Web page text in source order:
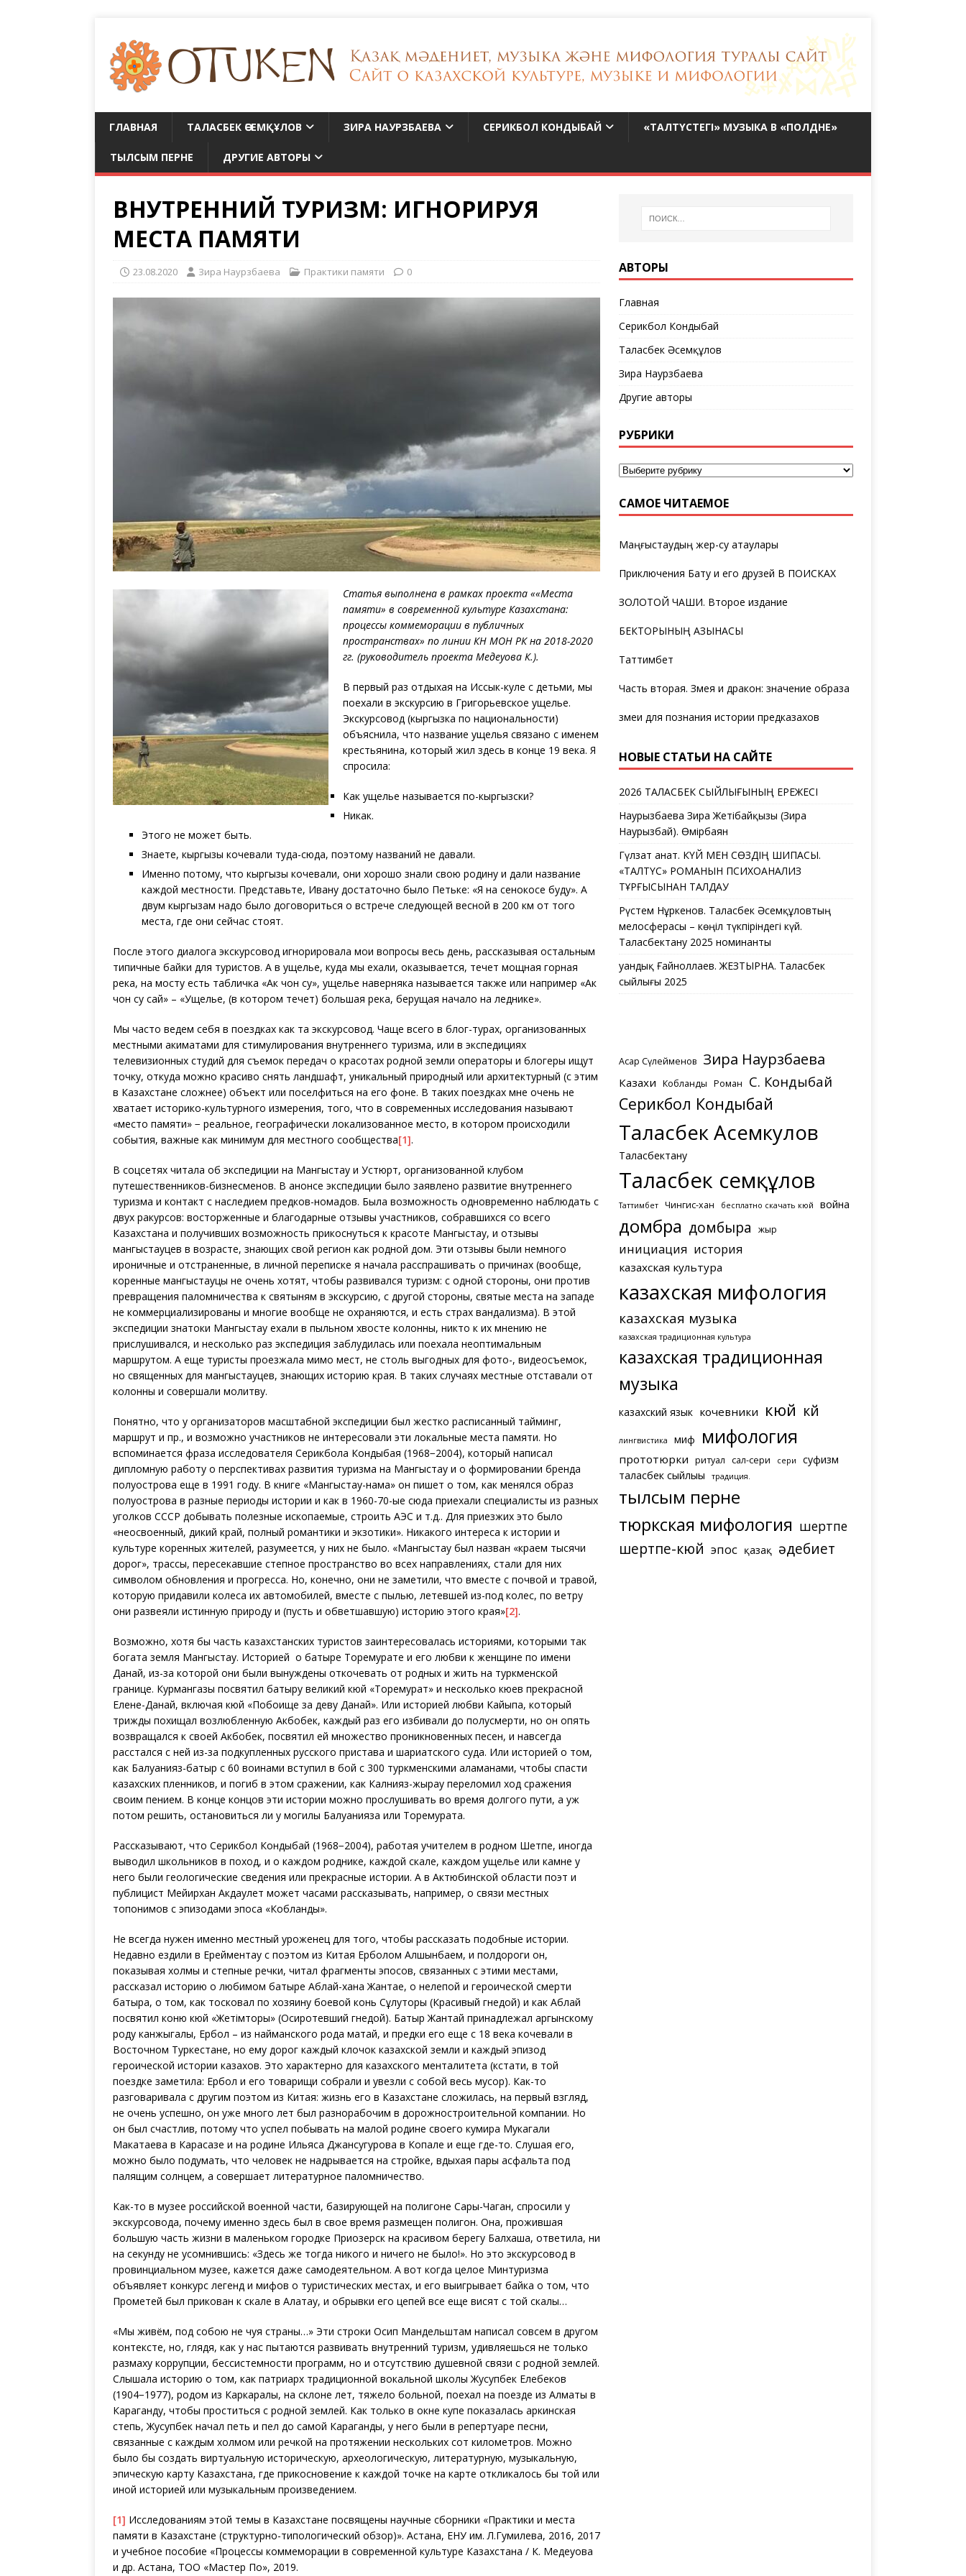
ГЛАВНАЯ ТАЛАСБЕК ӘСЕМҚҰЛОВ ЗИРА НАУРЗБАЕВА СЕРИКБОЛ КОНДЫБАЙ «ТАЛТҮСТЕГІ» МУЗЫКА В «ПОЛДНЕ»
ТЫЛСЫМ ПЕРНЕ ДРУГИЕ АВТОРЫ
ВНУТРЕННИЙ ТУРИЗМ: ИГНОРИРУЯ
МЕСТА ПАМЯТИ
23.08.2020 Зира Наурзбаева Практики памяти 0
Статья выполнена в рамках проекта ««Места
памяти» в современной культуре Казахстана:
процессы коммеморации в публичных
пространствах» по линии КН МОН РК на 2018-2020
гг. (руководитель проекта Медеуова К.).
В первый раз отдыхая на Иссык-куле с детьми, мы
поехали в экскурсию в Григорьевское ущелье.
Экскурсовод (кыргызка по национальности)
объяснила, что название ущелья связано с именем
крестьянина, который жил здесь в конце 19 века. Я
спросила:
Как ущелье называется по-кыргызски?
Никак.
Этого не может быть.
Знаете, кыргызы кочевали туда-сюда, поэтому названий не давали.
Именно потому, что кыргызы кочевали, они хорошо знали свою родину и дали название
каждой местности. Представьте, Ивану достаточно было Петьке: «Я на сенокосе буду». А
двум кыргызам надо было договориться о встрече следующей весной в 200 км от того
места, где они сейчас стоят.
После этого диалога экскурсовод игнорировала мои вопросы весь день, рассказывая остальным
типичные байки для туристов. А в ущелье, куда мы ехали, оказывается, течет мощная горная
река, на мосту есть табличка «Ак чон су», ущелье наверняка называется также или например «Ак
чон су сай» – «Ущелье, (в котором течет) большая река, берущая начало на леднике».
Мы часто ведем себя в поездках как та экскурсовод. Чаще всего в блог-турах, организованных
местными акиматами для стимулирования внутреннего туризма, или в экспедициях
телевизионных студий для съемок передач о красотах родной земли операторы и блогеры ищут
точку, откуда можно красиво снять ландшафт, уникальный природный или архитектурный (с этим
в Казахстане сложнее) объект или поселфиться на его фоне. В таких поездках мне очень не
хватает историко-культурного измерения, того, что в современных исследования называют
«место памяти» − реальное, географически локализованное место, в котором происходили
события, важные как минимум для местного сообщества[1].
В соцсетях читала об экспедиции на Мангыстау и Устюрт, организованной клубом
путешественников-бизнесменов. В анонсе экспедиции было заявлено развитие внутреннего
туризма и контакт с наследием предков-номадов. Была возможность одновременно наблюдать с
двух ракурсов: восторженные и благодарные отзывы участников, собравшихся со всего
Казахстана и получивших возможность прикоснуться к красоте Мангыстау, и отзывы
мангыстауцев в возрасте, знающих свой регион как родной дом. Эти отзывы были немного
ироничные и отстраненные, в личной переписке я начала расспрашивать о причинах (вообще,
коренные мангыстауцы не очень хотят, чтобы развивался туризм: с одной стороны, они против
превращения паломничества к святыням в экскурсию, с другой стороны, святые места на западе
не коммерциализированы и многие вообще не охраняются, и есть страх вандализма). В этой
экспедиции знатоки Мангыстау ехали в пыльном хвосте колонны, никто к их мнению не
прислушивался, и несколько раз экспедиция заблудилась или поехала неоптимальным
маршрутом. А еще туристы проезжала мимо мест, не столь выгодных для фото-, видеосъемок,
но священных для мангыстауцев, знающих историю края. В таких случаях местные отставали от
колонны и совершали молитву.
Понятно, что у организаторов масштабной экспедиции был жестко расписанный тайминг,
маршрут и пр., и возможно участников не интересовали эти локальные места памяти. Но
вспоминается фраза исследователя Серикбола Кондыбая (1968−2004), который написал
дипломную работу о перспективах развития туризма на Мангыстау и о формировании бренда
полуострова еще в 1991 году. В книге «Мангыстау-нама» он пишет о том, как менялся образ
полуострова в разные периоды истории и как в 1960-70-ые сюда приехали специалисты из разных
уголков СССР добывать полезные ископаемые, строить АЭС и т.д.. Для приезжих это было
«неосвоенный, дикий край, полный романтики и экзотики». Никакого интереса к истории и
культуре коренных жителей, разумеется, у них не было. «Мангыстау был назван «краем тысячи
дорог», трассы, пересекавшие степное пространство во всех направлениях, стали для них
символом обновления и прогресса. Но, конечно, они не заметили, что вместе с почвой и травой,
которую придавили колеса их автомобилей, вместе с пылью, летевшей из-под колес, по ветру
они развеяли истинную природу и (пусть и обветшавшую) историю этого края»[2].
Возможно, хотя бы часть казахстанских туристов заинтересовалась историями, которыми так
богата земля Мангыстау. Историей о батыре Торемурате и его любви к женщине по имени
Данай, из-за которой они были вынуждены откочевать от родных и жить на туркменской
границе. Курмангазы посвятил батыру великий кюй «Торемурат» и несколько кюев прекрасной
Елене-Данай, включая кюй «Побоище за деву Данай». Или историей любви Кайыпа, который
трижды похищал возлюбленную Акбобек, каждый раз его избивали до полусмерти, но он опять
возвращался к своей Акбобек, посвятил ей множество проникновенных песен, и навсегда
расстался с ней из-за подкупленных русского пристава и шариатского суда. Или историей о том,
как Балуанияз-батыр с 60 воинами вступил в бой с 300 туркменскими аламанами, чтобы спасти
казахских пленников, и погиб в этом сражении, как Калнияз-жырау переломил ход сражения
своим пением. В конце концов эти истории можно прослушивать во время долгого пути, а уж
потом решить, остановиться ли у могилы Балуанияза или Торемурата.
Рассказывают, что Серикбол Кондыбай (1968−2004), работая учителем в родном Шетпе, иногда
выводил школьников в поход, и о каждом роднике, каждой скале, каждом ущелье или камне у
него были геологические сведения или прекрасные истории. А в Актюбинской области поэт и
публицист Мейирхан Акдаулет может часами рассказывать, например, о связи местных
топонимов с эпизодами эпоса «Кобланды».
Не всегда нужен именно местный уроженец для того, чтобы рассказать подобные истории.
Недавно ездили в Ерейментау с поэтом из Китая Ерболом Алшынбаем, и полдороги он,
показывая холмы и степные речки, читал фрагменты эпосов, связанных с этими местами,
рассказал историю о любимом батыре Аблай-хана Жантае, о нелепой и героической смерти
батыра, о том, как тосковал по хозяину боевой конь Сұлуторы (Красивый гнедой) и как Аблай
посвятил коню кюй «Жетімторы» (Осиротевший гнедой). Батыр Жантай принадлежал аргынскому
роду канжыгалы, Ербол – из найманского рода матай, и предки его еще с 18 века кочевали в
Восточном Туркестане, но ему дорог каждый клочок казахской земли и каждый эпизод
героической истории казахов. Это характерно для казахского менталитета (кстати, в той
поездке заметила: Ербол и его товарищи собрали и увезли с собой весь мусор). Как-то
разговаривала с другим поэтом из Китая: жизнь его в Казахстане сложилась, на первый взгляд,
не очень успешно, он уже много лет был разнорабочим в дорожностроительной компании. Но
он был счастлив, потому что успел побывать на малой родине своего кумира Мукагали
Макатаева в Карасазе и на родине Ильяса Джансугурова в Копале и еще где-то. Слушая его,
можно было подумать, что человек не надрывается на стройке, вдыхая пары асфальта под
палящим солнцем, а совершает литературное паломничество.
Как-то в музее российской военной части, базирующей на полигоне Сары-Чаган, спросили у
экскурсовода, почему именно здесь был в свое время размещен полигон. Она, прожившая
большую часть жизни в маленьком городке Приозерск на красивом берегу Балхаша, ответила, ни
на секунду не усомнившись: «Здесь же тогда никого и ничего не было!». Но это экскурсовод в
провинциальном музее, кажется даже самодеятельном. А вот когда целое Минтуризма
объявляет конкурс легенд и мифов о туристических местах, и его выигрывает байка о том, что
Прометей был прикован к скале в Алатау, и обрывки его цепей все еще висят с той скалы…
«Мы живём, под собою не чуя страны…» Эти строки Осип Мандельштам написал совсем в другом
контексте, но, глядя, как у нас пытаются развивать внутренний туризм, удивляешься не только
размаху коррупции, бессистемности программ, но и отсутствию душевной связи с родной землей.
Слышала историю о том, как патриарх традиционной вокальной школы Жусупбек Елебеков
(1904−1977), родом из Каркаралы, на склоне лет, тяжело больной, поехал на поезде из Алматы в
Караганду, чтобы проститься с родной землей. Как только в окне купе показалась аркинская
степь, Жусупбек начал петь и пел до самой Караганды, у него были в репертуаре песни,
связанные с каждым холмом или речкой на протяжении нескольких сот километров. Можно
было бы создать виртуальную историческую, археологическую, литературную, музыкальную,
эпическую карту Казахстана, где прикосновение к каждой точке на карте откликалось бы той или
иной историей или музыкальным произведением.
[1] Исследованиям этой темы в Казахстане посвящены научные сборники «Практики и места
памяти в Казахстане (структурно-типологический обзор)». Астана, ЕНУ им. Л.Гумилева, 2016, 2017
и учебное пособие «Процессы коммеморации в современной культуре Казахстана / К. Медеуова
и др. Астана, ТОО «Мастер По», 2019.
АВТОРЫ
Главная
Серикбол Кондыбай
Таласбек Әсемқұлов
Зира Наурзбаева
Другие авторы
РУБРИКИ
САМОЕ ЧИТАЕМОЕ
Маңғыстаудың жер-су атаулары
Приключения Бату и его друзей В ПОИСКАХ
ЗОЛОТОЙ ЧАШИ. Второе издание
БЕКТОРЫНЫҢ ҚАЗЫНАСЫ
Таттимбет
Часть вторая. Змея и дракон: значение образа
змеи для познания истории предказахов
НОВЫЕ СТАТЬИ НА САЙТЕ
2026 ТАЛАСБЕК СЫЙЛЫҒЫНЫҢ ЕРЕЖЕСІ
Наурызбаева Зира Жетібайқызы (Зира
Наурызбай). Өмірбаян
Гүлзат Қанат. КҮЙ МЕН СӨЗДІҢ ШИПАСЫ.
«ТАЛТҮС» РОМАНЫН ПСИХОАНАЛИЗ
ТҰРҒЫСЫНАН ТАЛДАУ
Рүстем Нұркенов. Таласбек Әсемқұловтың
мелосферасы – көңіл түкпіріндегі күй.
Таласбектану 2025 номинанты
Қуандық Ғайноллаев. ЖЕЗТЫРНАҚ. Таласбек
сыйлығы 2025
Асқар Сүлейменов Зира Наурзбаева
Казахи Кобланды Роман С. Кондыбай
Серикбол Кондыбай
Таласбек Асемкулов
Таласбектану
Таласбек Әсемқұлов
Таттимбет Чингис-хан бесплатно скачать кюй война
домбра домбыра жыр
инициация история
казахская культура
казахская мифология
казахская музыка
казахская традиционная культура
казахская традиционная
музыка
казахский язык кочевники кюй күй
лингвистика миф мифология
прототюрки ритуал сал-сери сери
суфизм
таласбек сыйлығы
традиция.
тылсым перне
тюркская мифология шертпе
шертпе-кюй эпос қазақ әдебиет